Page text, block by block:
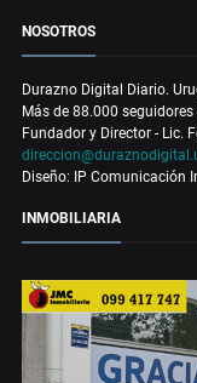
NOSOTROS
Durazno Digital Diario.
Más de 88.000 seguidores
Fundador y Director - Lic.
Diseño: IP Comunicación
INMOBILIARIA